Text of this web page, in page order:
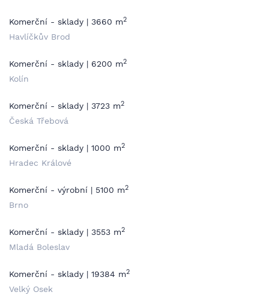
Komerční - sklady | 3660 m2
Havlíčkův Brod
Komerční - sklady | 6200 m2
Kolín
Komerční - sklady | 3723 m2
Česká Třebová
Komerční - sklady | 1000 m2
Hradec Králové
Komerční - výrobní | 5100 m2
Brno
Komerční - sklady | 3553 m2
Mladá Boleslav
Komerční - sklady | 19384 m2
Velký Osek